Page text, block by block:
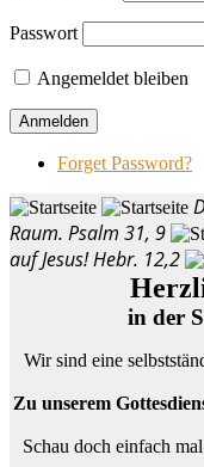
Passwort
Angemeldet bleiben
Forget Password?
Raum. Psalm 31, 9
auf Jesus!Hebr. 12,2
in der
Wir sind eine
Zu unserem
Schau doch einfach